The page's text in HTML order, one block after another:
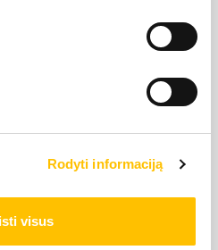
Rodyti informaciją
visus
produktu, servisa
SĪKDATŅU IZMANTOŠANA
LIETOŠANAS NOTEIKUMI